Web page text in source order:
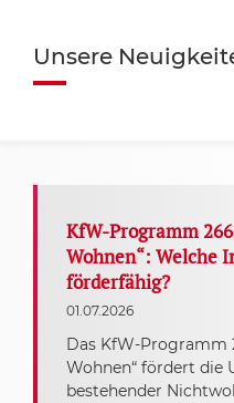
Unsere
KfW-Programm
Wohnen“: Welche
förderfähig?
01.07.2026
Das KfW-Programm
Wohnen“ fördert die
bestehender